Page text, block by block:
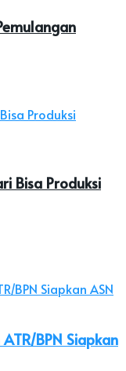
Bisa Produksi
BPN Siapkan